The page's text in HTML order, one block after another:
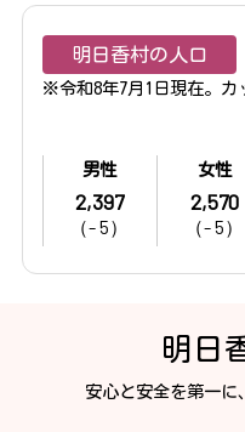
明日香村の人口
※令和8年7月1日現在。カ
男性
2,397
（- 5）
女性
2,570
（- 5）
明日
安心と安全を第一に